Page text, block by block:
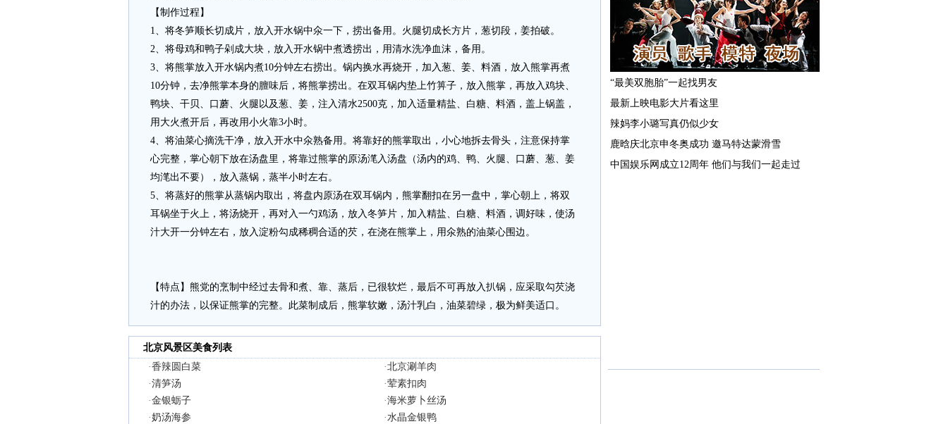
【制作过程】
1、将冬笋顺长切成片，放入开水锅中氽一下，捞出备用。火腿切成长方片，葱切段，姜拍破。
2、将母鸡和鸭子剁成大块，放入开水锅中煮透捞出，用清水洗净血沫，备用。
3、将熊掌放入开水锅内煮10分钟左右捞出。锅内换水再烧开，加入葱、姜、料酒，放入熊掌再煮
10分钟，去净熊掌本身的膻味后，将熊掌捞出。在双耳锅内垫上竹箅子，放入熊掌，再放入鸡块、
鸭块、干贝、口蘑、火腿以及葱、姜，注入清水2500克，加入适量精盐、白糖、料酒，盖上锅盖，
用大火煮开后，再改用小火靠3小时。
4、将油菜心摘洗干净，放入开水中氽熟备用。将靠好的熊掌取出，小心地拆去骨头，注意保持掌
心完整，掌心朝下放在汤盘里，将靠过熊掌的原汤滗入汤盘（汤内的鸡、鸭、火腿、口蘑、葱、姜
均滗出不要），放入蒸锅，蒸半小时左右。
5、将蒸好的熊掌从蒸锅内取出，将盘内原汤在双耳锅内，熊掌翻扣在另一盘中，掌心朝上，将双
耳锅坐于火上，将汤烧开，再对入一勺鸡汤，放入冬笋片，加入精盐、白糖、料酒，调好味，使汤
汁大开一分钟左右，放入淀粉勾成稀稠合适的芡，在浇在熊掌上，用氽熟的油菜心围边。
【特点】熊党的烹制中经过去骨和煮、靠、蒸后，已很软烂，最后不可再放入扒锅，应采取勾芡浇
汁的办法，以保证熊掌的完整。此菜制成后，熊掌软嫩，汤汁乳白，油菜碧绿，极为鲜美适口。
北京风景区美食列表
·香辣圆白菜 ·北京涮羊肉
·清笋汤 ·荤素扣肉
·金银蛎子 ·海米萝卜丝汤
·奶汤海参 ·水晶金银鸭